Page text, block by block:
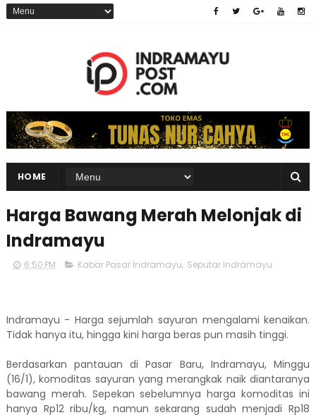
HOME
Harga Bawang Merah Melonjak di
Indramayu
6:50 PM Kabar Pasar Indramayu, Seputar Indramayu
Indramayu - Harga sejumlah sayuran mengalami kenaikan.
Tidak hanya itu, hingga kini harga beras pun masih tinggi.
Berdasarkan pantauan di Pasar Baru, Indramayu, Minggu
(16/1), komoditas sayuran yang merangkak naik diantaranya
bawang merah. Sepekan sebelumnya harga komoditas ini
hanya Rp12 ribu/kg, namun sekarang sudah menjadi Rp18